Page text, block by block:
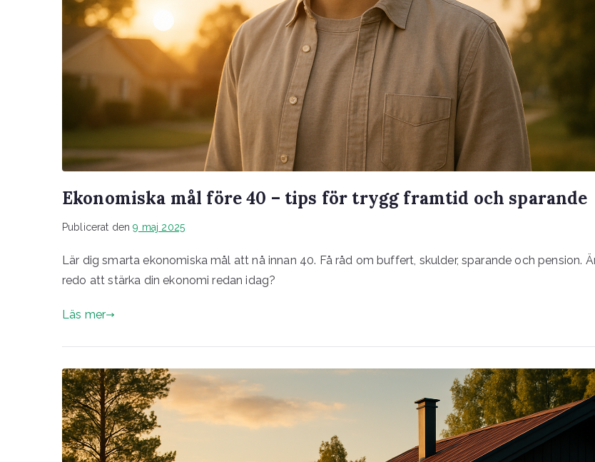
Ekonomiska mål före 40 – tips för trygg framtid och sparande
Publicerat den9 maj 2025
Lär dig smarta ekonomiska mål att nå innan 40. Få råd om buffert, skulder, sparande och pension.
redo att stärka din ekonomi redan idag?
Läs mer